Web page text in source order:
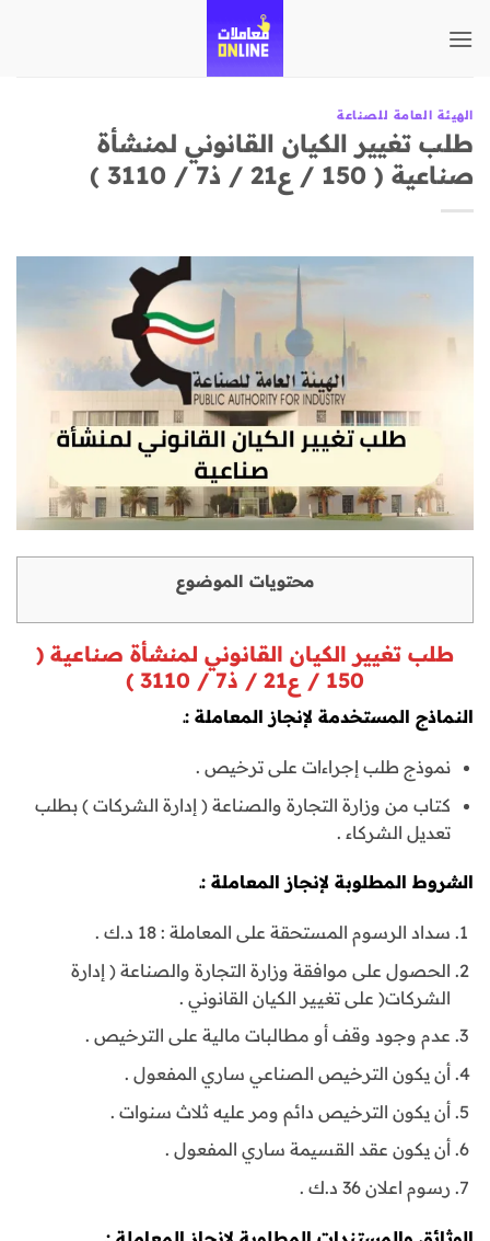
للمحتوى
الهيئة العامة للصناعة
طلب تغيير الكيان القانوني لمنشأة
صناعية ( 150 / ع21 / ذ7 / 3110 )
محتويات الموضوع
طلب تغيير الكيان القانوني لمنشأة صناعية (
150 / ع21 / ذ7 / 3110 )
النماذج المستخدمة لإنجاز المعاملة :ـ
نموذج طلب إجراءات على ترخيص .
كتاب من وزارة التجارة والصناعة ( إدارة الشركات ) بطلب
تعديل الشركاء .
الشروط المطلوبة لإنجاز المعاملة :ـ
سداد الرسوم المستحقة على المعاملة : 18 د.ك .
الحصول على موافقة وزارة التجارة والصناعة ( إدارة
الشركات( على تغيير الكيان القانوني .
عدم وجود وقف أو مطالبات مالية على الترخيص .
أن يكون الترخيص الصناعي ساري المفعول .
أن يكون الترخيص دائم ومر عليه ثلاث سنوات .
أن يكون عقد القسيمة ساري المفعول .
رسوم اعلان 36 د.ك .